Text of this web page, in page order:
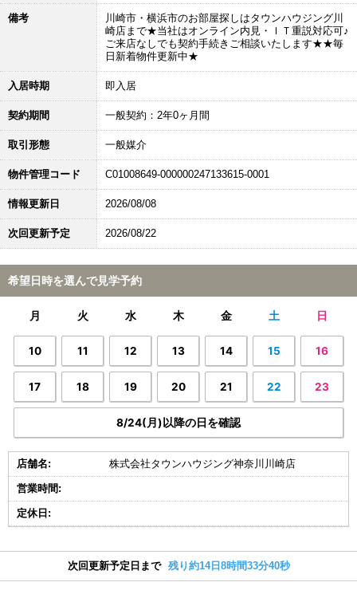
備考
川崎市・横浜市のお部屋探しはタウンハウジング川
崎店まで★当社はオンライン内見・ＩＴ重説対応可♪
ご来店なしでも契約手続きご相談いたします★★毎
日新着物件更新中★
入居時期 即入居
契約期間 一般契約：2年0ヶ月間
取引形態 一般媒介
物件管理コード C01008649-000000247133615-0001
情報更新日 2026/08/08
次回更新予定 2026/08/22
希望日時を選んで見学予約
月 火 水 木 金 土 日
10 11 12 13 14 15 16
17 18 19 20 21 22 23
8/24(月)以降の日を確認
店舗名: 株式会社タウンハウジング神奈川川崎店
営業時間:
定休日:
次回更新予定日まで 残り約14日8時間33分40秒